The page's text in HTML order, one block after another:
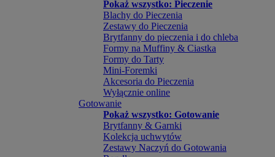
Pokaż wszystko: Pieczenie
Blachy do Pieczenia
Zestawy do Pieczenia
Brytfanny do pieczenia i do chleba
Formy na Muffiny & Ciastka
Formy do Tarty
Mini-Foremki
Akcesoria do Pieczenia
Wyłącznie online
Gotowanie
Pokaż wszystko: Gotowanie
Brytfanny & Garnki
Kolekcja uchwytów
Zestawy Naczyń do Gotowania